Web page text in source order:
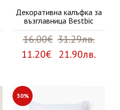
Декоративна калъфка за
възглавница Bestbic
16.00€ 31.29лв.
11.20€ 21.90лв.
30%